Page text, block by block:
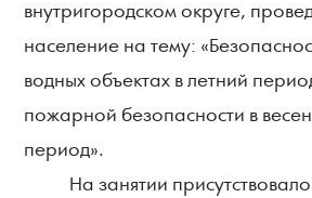
внутригородском округе,
население на тему:
водных объектах в летний
пожарной безопасности в
период».
На занятии